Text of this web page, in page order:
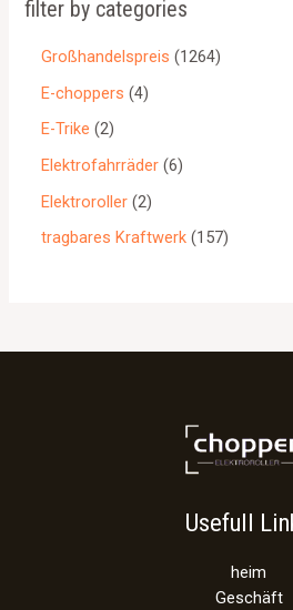
filter by categories
Großhandelspreis
1264
E-choppers 4
E-Trike 2
Elektrofahrräder 6
Elektroroller 2
tragbares Kraftwerk 157
Usefull
heim
Geschäft